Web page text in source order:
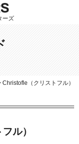
ーズ
Christofle（クリストフル）
ル）